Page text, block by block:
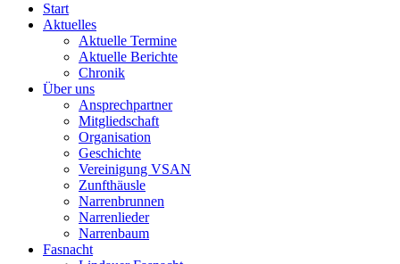
Start
Aktuelles
Aktuelle Termine
Aktuelle Berichte
Chronik
Über uns
Ansprechpartner
Mitgliedschaft
Organisation
Geschichte
Vereinigung VSAN
Zunfthäusle
Narrenbrunnen
Narrenlieder
Narrenbaum
Fasnacht